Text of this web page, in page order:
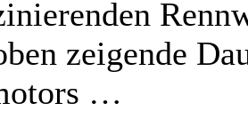
zeigende
…